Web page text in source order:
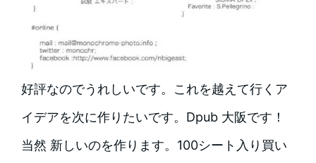
好評なのでうれしいです。これを越えて行くア
イデアを次に作りたいです。Dpub 大阪です！
当然 新しいのを作ります。100シート入り買い